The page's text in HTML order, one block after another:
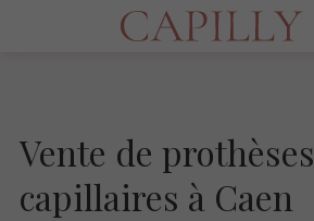
Vente de prothèses
capillaires à Caen